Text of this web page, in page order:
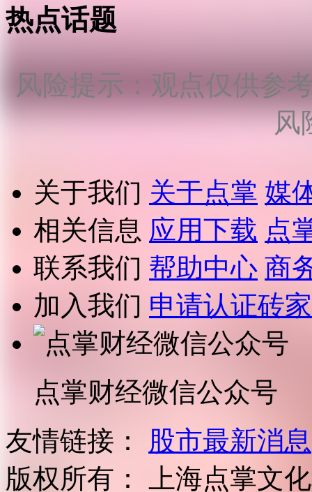
热点话题
风险提示：观点仅供参
风
关于我们 关于点掌 媒
相关信息 应用下载 点
联系我们 帮助中心 商
加入我们 申请认证砖家
点掌财经微信公众号
友情链接：
股市最新消息
版权所有：
上海点掌文